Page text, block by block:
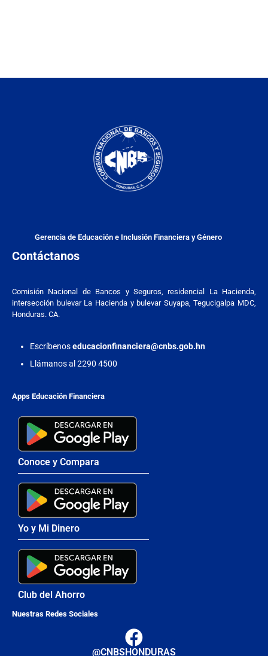
Gerencia de Educación e Inclusión Financiera y Género
Contáctanos
Comisión Nacional de Bancos y Seguros, residencial La Hacienda,
intersección bulevar La Hacienda y bulevar Suyapa, Tegucigalpa MDC,
Honduras. CA.
Escríbenoseducacionfinanciera@cnbs.gob.hn
Llámanos al 2290 4500
Apps Educación Financiera
Conoce y Compara
Yo y Mi Dinero
Club del Ahorro
Nuestras Redes Sociales
@CNBSHONDURAS